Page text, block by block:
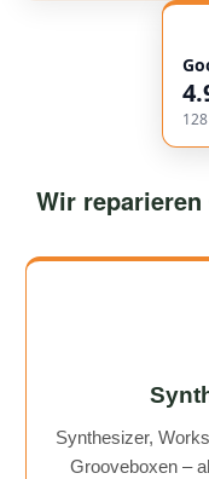
empfehlenswert! Very friendly and professional
communication.
service overall
128
Wir reparieren
Synthesizer,
Grooveboxen –